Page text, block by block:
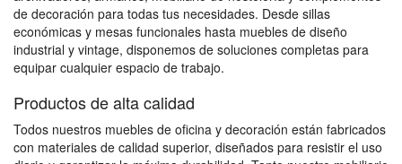
de decoración para todas tus necesidades. Desde sillas
económicas y mesas funcionales hasta muebles de diseño
industrial y vintage, disponemos de soluciones completas para
equipar cualquier espacio de trabajo.
Productos de alta calidad
Todos nuestros muebles de oficina y decoración están fabricados
con materiales de calidad superior, diseñados para resistir el uso